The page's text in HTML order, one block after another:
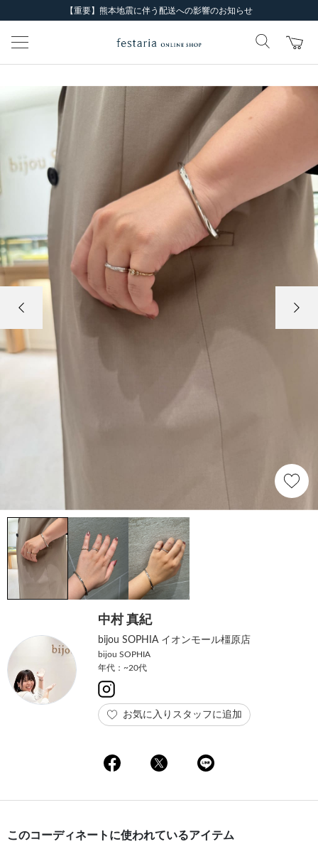
【重要】熊本地震に伴う配送への影響のお知らせ
前の画像
中村 真紀
bijou SOPHIA イオンモール橿原店
bijou SOPHIA
年代：~20代
お気に入りスタッフに追加
このコーディネートに使われているアイテム